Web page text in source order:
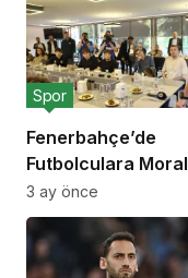
Fenerbahçe’de
Futbolculara Moral
Yemeği!
Spor
3 ay önce